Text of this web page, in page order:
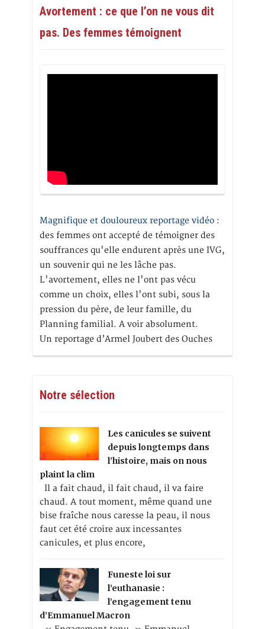
Avortement : ce que l’on ne vous dit
pas. Des femmes témoignent
Magnifique et douloureux reportage vidéo :
des femmes ont accepté de témoigner des
souffrances qu'elle endurent après une IVG,
un souvenir qui ne les lâche pas.
L'avortement, elles ne l'ont pas vécu
comme un choix, elles l'ont subi, sous la
pression du père, de leur famille, du
Planning familial. A voir absolument.
Un reportage d’Armel Joubert des Ouches
Notre sélection
Les canicules se suivent
depuis longtemps dans
l’histoire, mais on nous
plaint la clim
Il a fait chaud, il fait chaud, il va faire
chaud. A tout moment, même quand une
bise fraîche nous caresse la peau, il nous
faut cet été croire aux incessantes
canicules, et plus encore,
Funeste loi sur
l’euthanasie :
l’engagement tenu
d’Emmanuel Macron